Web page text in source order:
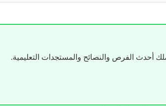
أحدث الفرص والنصائح والمستجدات التعليمية.